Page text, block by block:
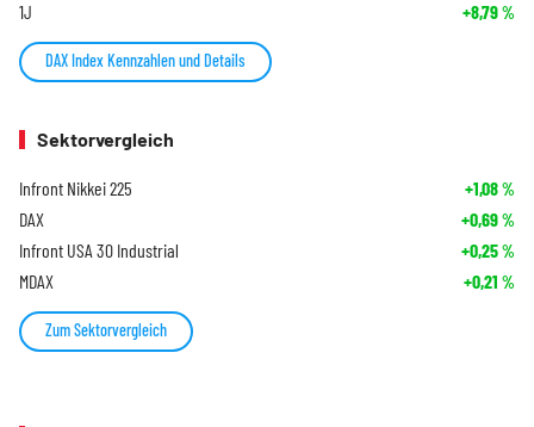
1J +8,79%
DAX Index Kennzahlen und Details
Sektorvergleich
Infront Nikkei 225 +1,08%
DAX +0,69%
Infront USA 30 Industrial +0,25%
MDAX +0,21 %
Zum Sektorvergleich